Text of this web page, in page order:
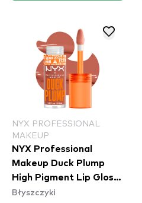
NYX PROFESSIONAL
MAKEUP
NYX Professional
Makeup Duck Plump
High Pigment Lip Gloss
- Apri-Caught
Błyszczyki